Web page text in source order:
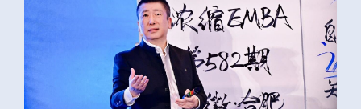
方法论，希望对您有所启发。